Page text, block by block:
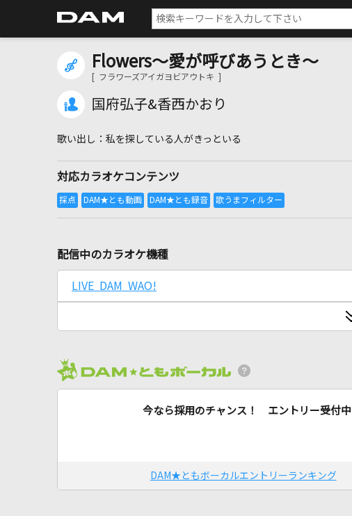
Flowers～愛が呼びあうとき～
[ フラワーズアイガヨビアウトキ ]
国府弘子&香西かおり
私を探している人がきっといる
対応カラオケコンテンツ
配信中のカラオケ機種
LIVE DAM WAO!
今なら採用のチャンス！ エントリー受付中
DAM★ともボーカルエントリーランキング